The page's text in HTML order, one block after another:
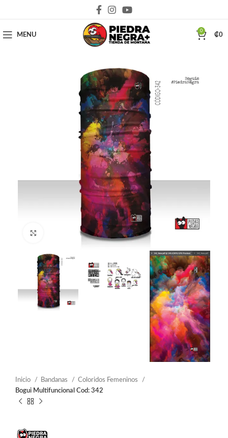
MENU
0
₡0
Click to enlarge
Inicio Bandanas
Coloridos Femeninos
Bogui Multifuncional Cod: 342
Deja que la montaña sea parte de tu vida